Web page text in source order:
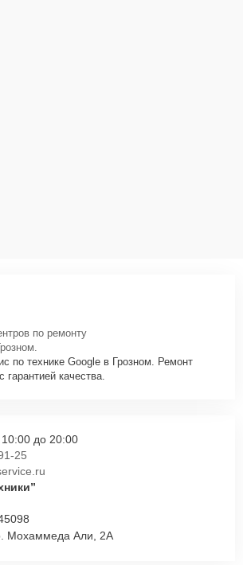
по ремонту
по технике Google в Грозном. Ремонт
качества.
Мохаммеда Али, 2А
до 20:00
25